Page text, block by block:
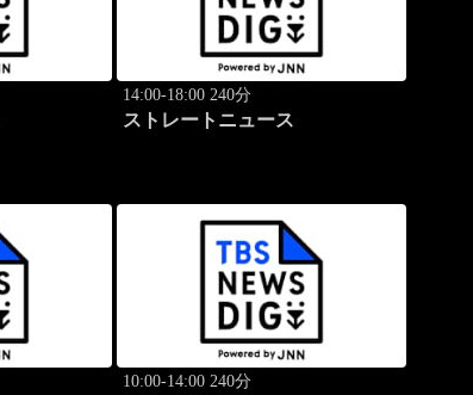
14:00-18:00 240分
ストレートニュース
10:00-14:00 240分